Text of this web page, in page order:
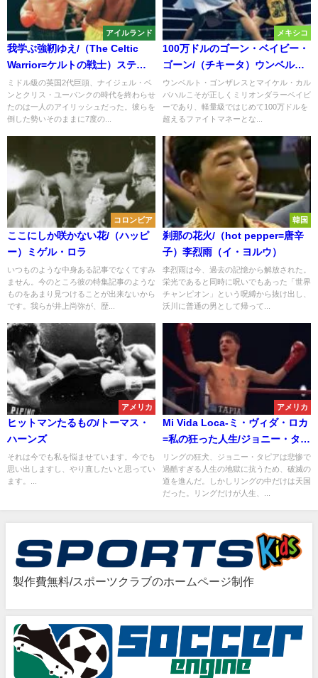
アイルランド
我学ぶ強靭ゆえ/（The Celtic
Warrior=ケルトの戦士）スティ
ーブ・コリンズ
ミドル級の英国2代巨頭、ナイジェル・ベ
ンとクリス・ユーバンクの時代を終わらせ
たのは一人のアイリッシュだった。彼らを
倒した勢いそのままに7度の...
メキシコ
100万ドルのゴーン・ベイビー・
ゴーン/（チキータ）ウンベル
ト・ゴンザレス
ウンベルト・ゴンザレスとマイケル・カル
バハルこそが正しくミリオンダラーベイビ
ーであり、軽量級ではじめて100万ドルを
超えるファイトマネーとな...
コロンビア
ここにしか咲かない花/（ハッピ
ー）ミゲル・ロラ
いつものような中身ある記事でなくてすみ
ません。今のところ彼の特集記事のような
ものをあまり見つけることが出来ないから
です。我らが井上尚弥が、歴...
韓国
刹那の花火/（hot pepper=唐辛
子）李烈雨（イ・ヨルウ）
李烈雨は今、過去の記憶から解放された。
栄光であると同時に呪いでもあった「世界
チャンピオン」という呪縛から抜け出し、
沃川に普通の男として帰って...
アメリカ
ヒットマンたるもの/トーマス・
ハーンズ
それは今でも私を悩ませています。今でも
思い出しますし、やり直したいと思ってい
ます。...
アメリカ
Mi Vida Loca-ミ・ヴィダ・ロカ
=私の狂った人生/ジョニー・タピ
ア
リングの狂犬、ジョニー・タピアは悲惨で
過酷すぎる人生の地獄に抗うため、破滅の
道を進んだ。しかしリングの中だけは天国
だった。リングだけが人生、...
製作費無料/スポーツクラブのホームページ制作